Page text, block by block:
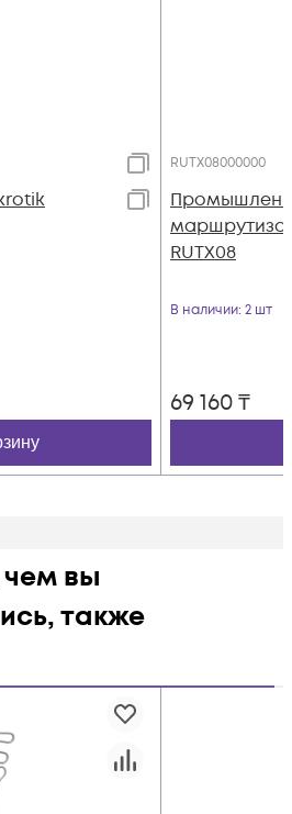
RUTX08000000
RUTX08
В наличии: 2 шт
69 160₸
чем вы
также